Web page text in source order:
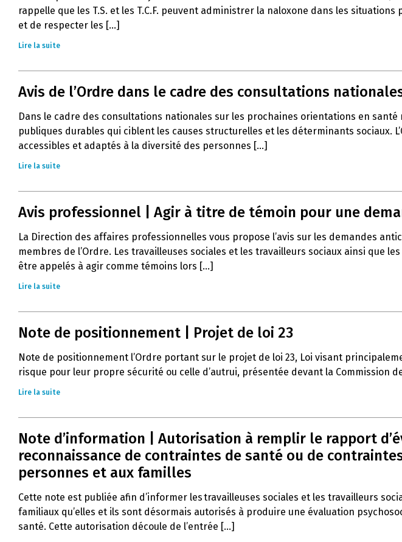
rappelle que les T.S. et les T.C.F. peuvent administrer la naloxone dans les
et de respecter les [...]
Lire la suite
Avis de l’Ordre dans le cadre des consultations
Dans le cadre des consultations nationales sur les prochaines orientations en
publiques durables qui ciblent les causes structurelles et les déterminants sociaux.
accessibles et adaptés à la diversité des personnes [...]
Lire la suite
Avis professionnel | Agir à titre de témoin pour une
La Direction des affaires professionnelles vous propose l’avis sur les demandes
membres de l’Ordre. Les travailleuses sociales et les travailleurs sociaux ainsi que
être appelés à agir comme témoins lors [...]
Lire la suite
Note de positionnement | Projet de loi 23
Note de positionnement l’Ordre portant sur le projet de loi 23, Loi visant
risque pour leur propre sécurité ou celle d’autrui, présentée devant la Commission
Lire la suite
Note d’information | Autorisation à remplir le rapport
reconnaissance de contraintes de santé ou de
personnes et aux familles
Cette note est publiée afin d’informer les travailleuses sociales et les travailleurs
familiaux qu’elles et ils sont désormais autorisés à produire une évaluation
santé. Cette autorisation découle de l’entrée [...]